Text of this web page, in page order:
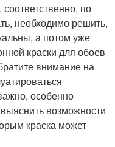
по
необходимо решить,
а потом уже
краски для обоев
внимание на
особенно
возможности
краска может